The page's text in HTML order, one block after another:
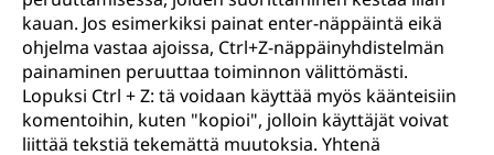
kauan. Jos esimerkiksi painat enter-näppäintä eikä
ohjelma vastaa ajoissa, Ctrl+Z-näppäinyhdistelmän
painaminen peruuttaa toiminnon välittömästi.
Lopuksi Ctrl + Z: tä voidaan käyttää myös käänteisiin
komentoihin, kuten "kopioi", jolloin käyttäjät voivat
liittää tekstiä tekemättä muutoksia. Yhtenä